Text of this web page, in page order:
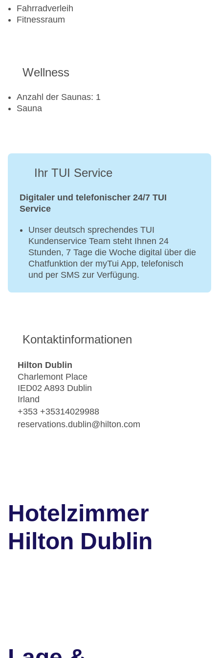
Fahrradverleih
Fitnessraum
Wellness
Anzahl der Saunas: 1
Sauna
Ihr TUI Service
Digitaler und telefonischer 24/7 TUI
Service
Unser deutsch sprechendes TUI
Kundenservice Team steht Ihnen 24
Stunden, 7 Tage die Woche digital über die
Chatfunktion der myTui App, telefonisch
und per SMS zur Verfügung.
Kontaktinformationen
Hilton Dublin
Charlemont Place
IED02 A893 Dublin
Irland
+353 +35314029988
reservations.dublin@hilton.com
Hotelzimmer
Hilton Dublin